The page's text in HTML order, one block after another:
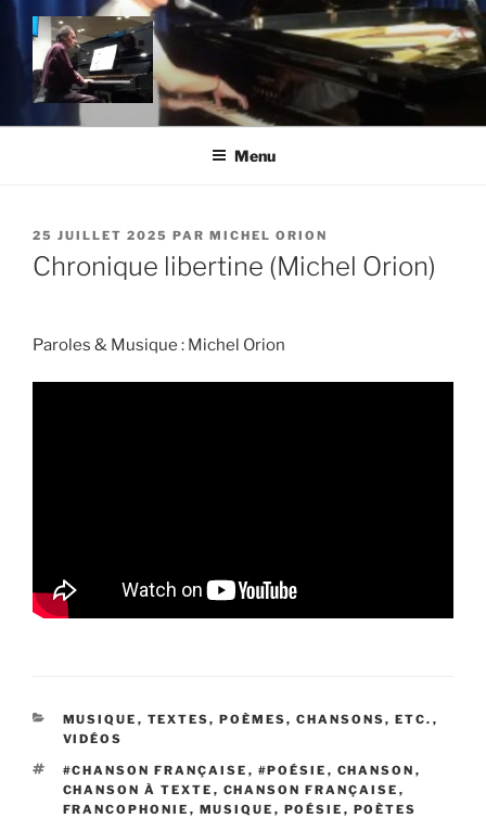
Aller
contenu
principal
MICHEL ORION SITE OFFICIEL
Un site utilisant WordPress
Menu
PUBLIÉ
LE
25 JUILLET 2025 PAR MICHEL ORION
Chronique libertine (Michel Orion)
Paroles & Musique : Michel Orion
CATÉGORIES
MUSIQUE , TEXTES, POÈMES, CHANSONS, ETC. ,
VIDÉOS
ÉTIQUETTES
#CHANSON FRANÇAISE , #POÉSIE , CHANSON ,
CHANSON À TEXTE , CHANSON FRANÇAISE ,
FRANCOPHONIE , MUSIQUE , POÉSIE , POÈTES